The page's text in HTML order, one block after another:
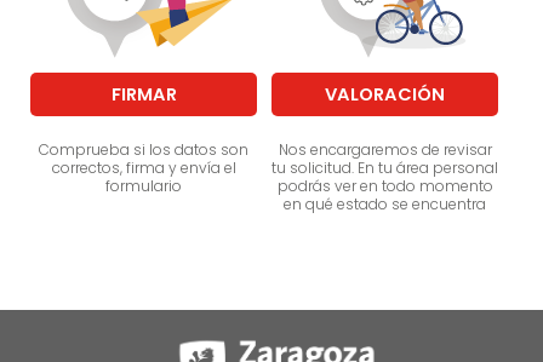
FIRMAR
Comprueba si los datos son
correctos, firma y envía el
formulario
VALORACIÓN
Nos encargaremos de revisar
tu solicitud. En tu área personal
podrás ver en todo momento
en qué estado se encuentra